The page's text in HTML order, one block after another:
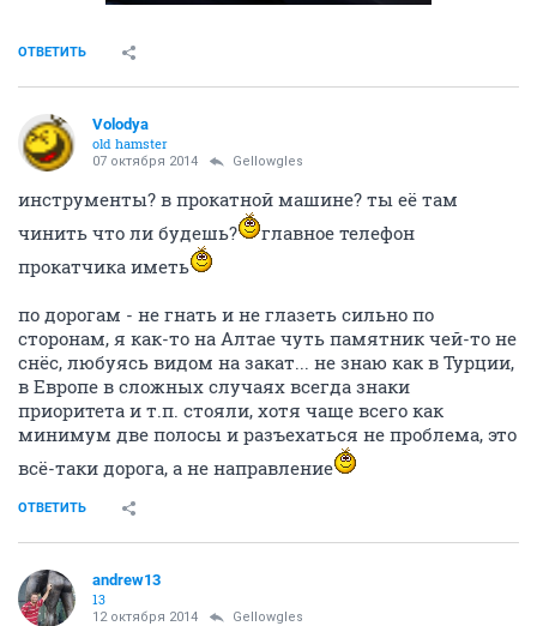
ОТВЕТИТЬ
Volodya
old hamster
07 октября 2014 Gellowgles
инструменты? в прокатной машине? ты её там
чинить что ли будешь?
главное телефон
прокатчика иметь
по дорогам - не гнать и не глазеть сильно по
сторонам, я как-то на Алтае чуть памятник чей-то не
снёс, любуясь видом на закат... не знаю как в Турции,
в Европе в сложных случаях всегда знаки
приоритета и т.п. стояли, хотя чаще всего как
минимум две полосы и разъехаться не проблема, это
всё-таки дорога, а не направление
ОТВЕТИТЬ
andrew13
13
12 октября 2014 Gellowgles